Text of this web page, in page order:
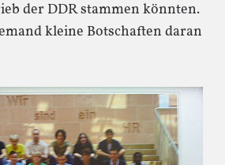
der DDR stammen könnten.
kleine Botschaften daran